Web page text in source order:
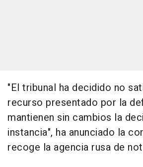
"El tribunal ha decidido no
recurso presentado por la
mantienen sin cambios la
instancia", ha anunciado la
recoge la agencia rusa de